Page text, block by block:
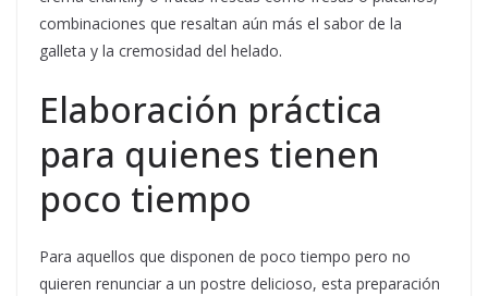
combinaciones que resaltan aún más el sabor de la
galleta y la cremosidad del helado.
Elaboración práctica
para quienes tienen
poco tiempo
Para aquellos que disponen de poco tiempo pero no
quieren renunciar a un postre delicioso, esta preparación